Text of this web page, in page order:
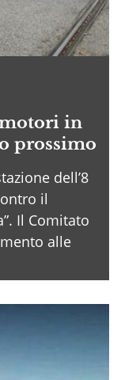
in
prossimo
dell’8
il
Il Comitato
alle